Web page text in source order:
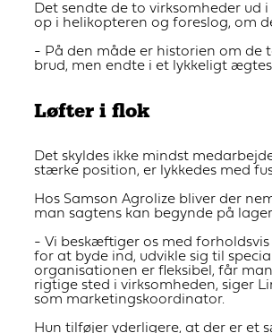
Det sendte de to virksomheder ud
op i helikopteren og foreslog, om
- På den måde er historien om de
brud, men endte i et lykkeligt
Løfter i flok
Det skyldes ikke mindst
stærke position, er lykkedes med
Hos Samson Agrolize bliver der
man sagtens kan begynde på
- Vi beskæftiger os med
for at byde ind, udvikle sig til
organisationen er fleksibel, får
rigtige sted i virksomheden, siger
som marketingskoordinator.
Hun tilføjer yderligere, at der er et